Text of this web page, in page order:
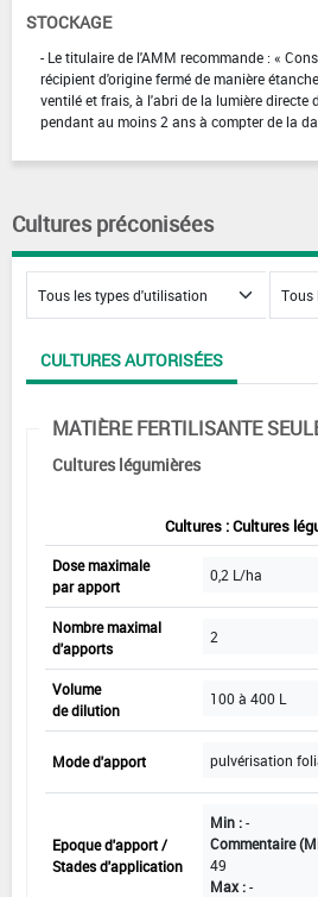
STOCKAGE
- Le titulaire de l'AMM recommande : «
récipient d'origine fermé de manière
ventilé et frais, à l'abri de la lumière directe
pendant au moins 2 ans à compter de la
Cultures préconisées
CULTURES AUTORISÉES
MATIÈRE FERTILISANTE
Cultures légumières
Cultures : Cultures
Dose maximale
par apport
0,2 L/ha
Nombre maximal
d'apports
2
Volume
de dilution
100 à 400 L
Mode d'apport pulvérisation
Epoque d'apport /
Stades d'application
Min :-
Commentaire
49
Max :-